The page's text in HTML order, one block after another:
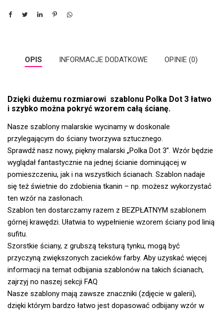
OPIS INFORMACJE DODATKOWE OPINIE (0)
Dzięki dużemu rozmiarowi szablonu Polka Dot 3 łatwo
i szybko można pokryć wzorem całą ścianę.
Nasze szablony malarskie wycinamy w doskonale
przylegającym do ściany tworzywa sztucznego.
Sprawdź nasz nowy, piękny malarski „Polka Dot 3”. Wzór będzie
wyglądał fantastycznie na jednej ścianie dominującej w
pomieszczeniu, jak i na wszystkich ścianach. Szablon nadaje
się też świetnie do zdobienia tkanin – np. możesz wykorzystać
ten wzór na zasłonach.
Szablon ten dostarczamy razem z BEZPŁATNYM szablonem
górnej krawędzi. Ułatwia to wypełnienie wzorem ściany pod linią
sufitu.
Szorstkie ściany, z grubszą teksturą tynku, mogą być
przyczyną zwiększonych zacieków farby. Aby uzyskać więcej
informacji na temat odbijania szablonów na takich ścianach,
zajrzyj no naszej sekcji FAQ
Nasze szablony mają zawsze znaczniki (zdjęcie w galerii),
dzięki którym bardzo łatwo jest dopasować odbijany wzór w